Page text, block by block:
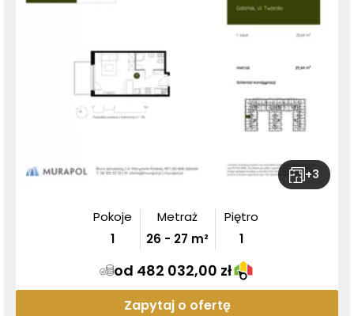
+3
Pokoje
1
Metraż
26 - 27 m²
Piętro
1
od 482 032,00 zł
Zapytaj o ofertę